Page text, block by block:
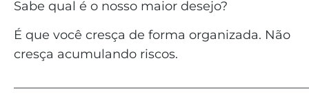
Sabe qual é o nosso maior desejo?
É que você cresça de forma organizada. Não
cresça acumulando riscos.